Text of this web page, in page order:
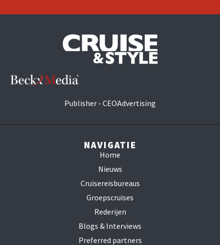
Publisher - CEOAdvertising
NAVIGATIE
Home
Nieuws
Cruisereisbureaus
Groepscruises
Rederijen
Blogs & Interviews
Preferred partners